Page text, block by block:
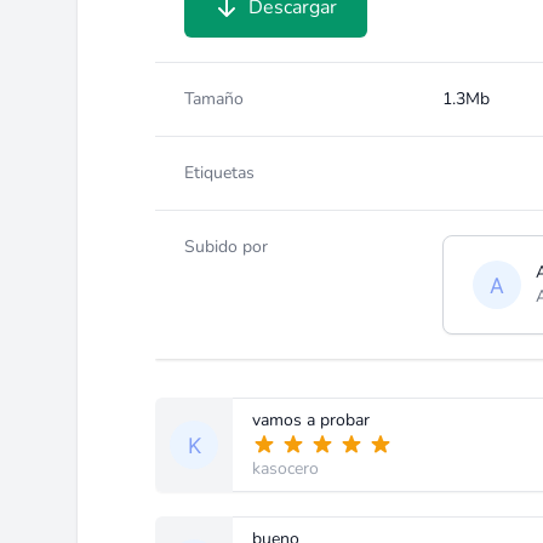
Descargar
Tamaño 1.3Mb
Etiquetas
Subido por
vamos a probar
kasocero